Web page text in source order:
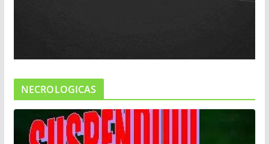
NECROLOGICAS